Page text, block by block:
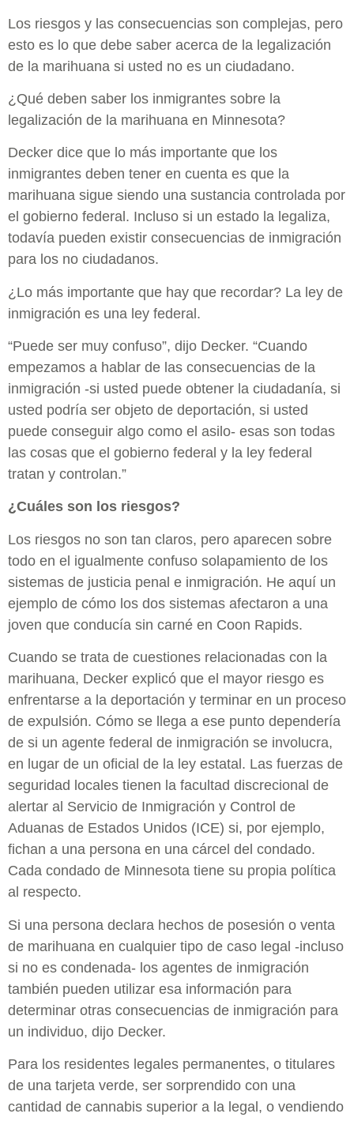
Los riesgos y las consecuencias son complejas, pero
esto es lo que debe saber acerca de la legalización
de la marihuana si usted no es un ciudadano.
¿Qué deben saber los inmigrantes sobre la
legalización de la marihuana en Minnesota?
Decker dice que lo más importante que los
inmigrantes deben tener en cuenta es que la
marihuana sigue siendo una sustancia controlada por
el gobierno federal. Incluso si un estado la legaliza,
todavía pueden existir consecuencias de inmigración
para los no ciudadanos.
¿Lo más importante que hay que recordar? La ley de
inmigración es una ley federal.
“Puede ser muy confuso”, dijo Decker. “Cuando
empezamos a hablar de las consecuencias de la
inmigración -si usted puede obtener la ciudadanía, si
usted podría ser objeto de deportación, si usted
puede conseguir algo como el asilo- esas son todas
las cosas que el gobierno federal y la ley federal
tratan y controlan.”
¿Cuáles son los riesgos?
Los riesgos no son tan claros, pero aparecen sobre
todo en el igualmente confuso solapamiento de los
sistemas de justicia penal e inmigración. He aquí un
ejemplo de cómo los dos sistemas afectaron a una
joven que conducía sin carné en Coon Rapids.
Cuando se trata de cuestiones relacionadas con la
marihuana, Decker explicó que el mayor riesgo es
enfrentarse a la deportación y terminar en un proceso
de expulsión. Cómo se llega a ese punto dependería
de si un agente federal de inmigración se involucra,
en lugar de un oficial de la ley estatal. Las fuerzas de
seguridad locales tienen la facultad discrecional de
alertar al Servicio de Inmigración y Control de
Aduanas de Estados Unidos (ICE) si, por ejemplo,
fichan a una persona en una cárcel del condado.
Cada condado de Minnesota tiene su propia política
al respecto.
Si una persona declara hechos de posesión o venta
de marihuana en cualquier tipo de caso legal -incluso
si no es condenada- los agentes de inmigración
también pueden utilizar esa información para
determinar otras consecuencias de inmigración para
un individuo, dijo Decker.
Para los residentes legales permanentes, o titulares
de una tarjeta verde, ser sorprendido con una
cantidad de cannabis superior a la legal, o vendiendo